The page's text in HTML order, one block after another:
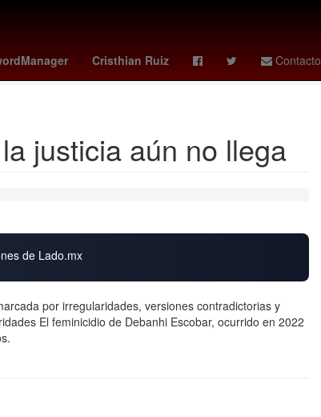
Cristhian Ruiz Contacto
de Justicia de la Ciudad de México
Mercurio
justicia aún no llega
de Lado.mx
por irregularidades, versiones contradictorias y
El feminicidio de Debanhi Escobar, ocurrido en 2022